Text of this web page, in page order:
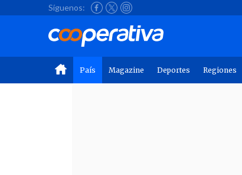
Síguenos:
País Magazine Deportes Regiones